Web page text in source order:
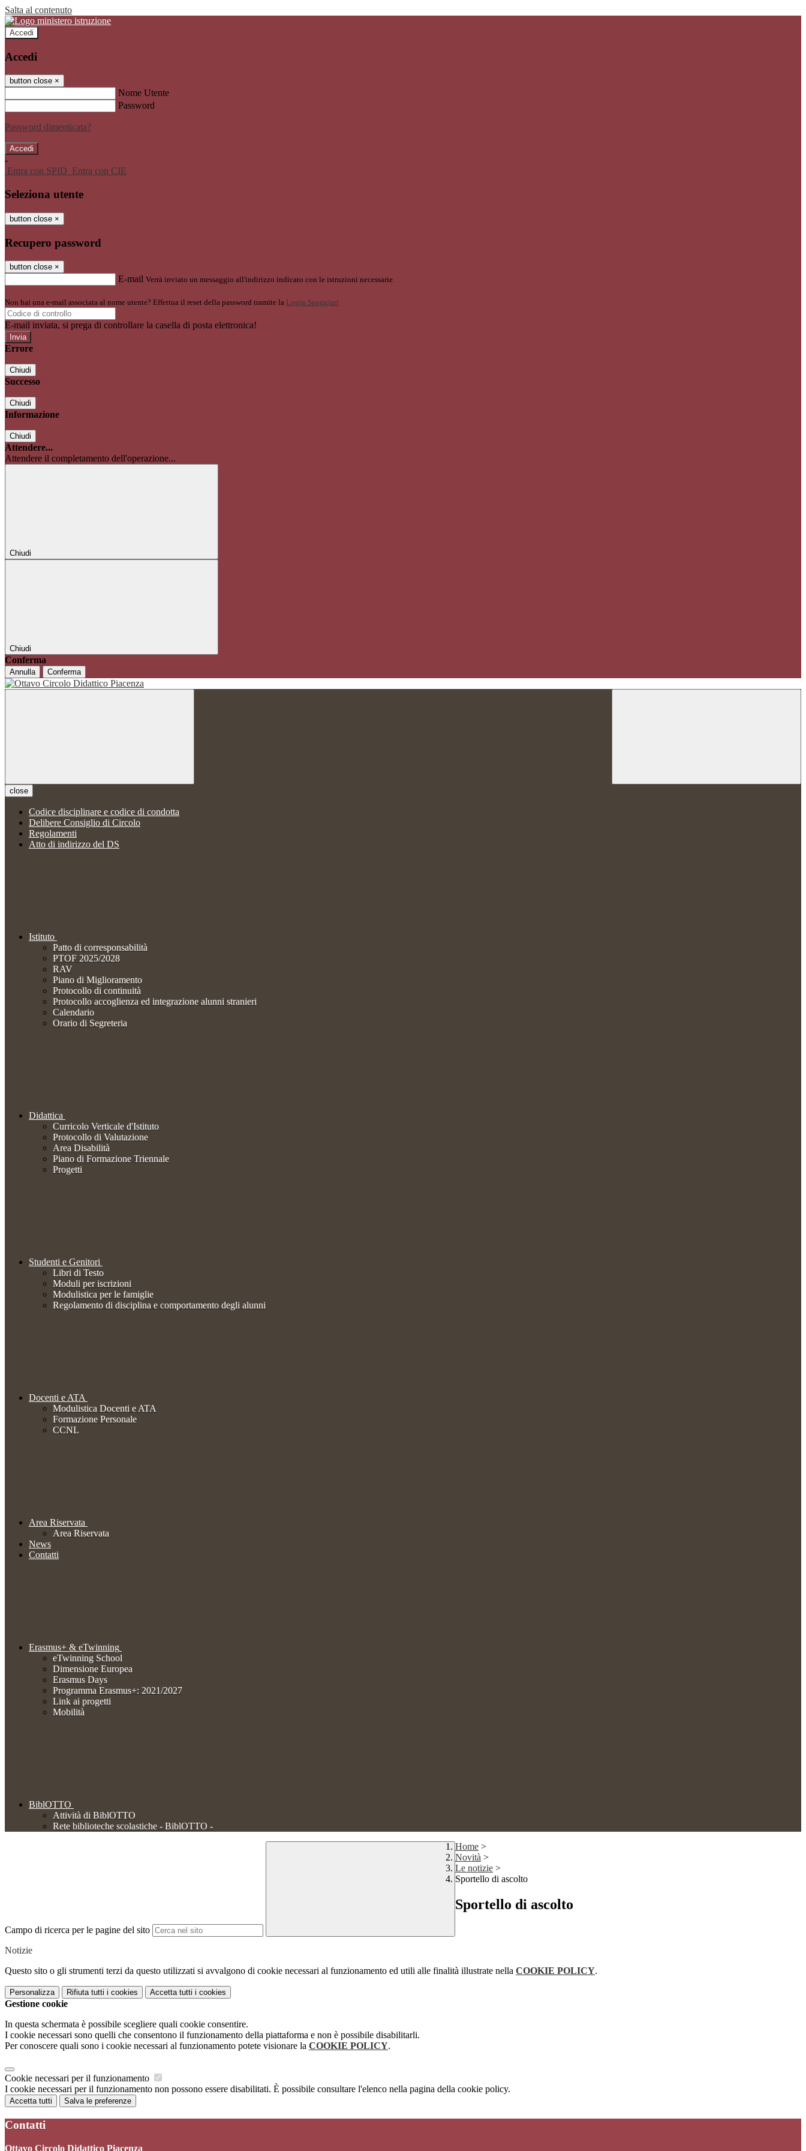
Salta al contenuto
Accedi
Accedi
button close ×
Nome Utente
Password
Password dimenticata?
-
Entra con SPID Entra con CIE
Seleziona utente
button close ×
Recupero password
button close ×
E-mail Verrà inviato un messaggio all'indirizzo indicato con le istruzioni necessarie.
Non hai una e-mail associata al nome utente? Effettua il reset della password tramite la Login Spaggiari
E-mail inviata, si prega di controllare la casella di posta elettronica!
Errore
Chiudi
Successo
Chiudi
Informazione
Chiudi
Attendere...
Attendere il completamento dell'operazione...
Chiudi
Chiudi
Conferma
Annulla Conferma
close
Codice disciplinare e codice di condotta
Delibere Consiglio di Circolo
Regolamenti
Atto di indirizzo del DS
Istituto
Patto di corresponsabilità
PTOF 2025/2028
RAV
Piano di Miglioramento
Protocollo di continuità
Protocollo accoglienza ed integrazione alunni stranieri
Calendario
Orario di Segreteria
Didattica
Curricolo Verticale d'Istituto
Protocollo di Valutazione
Area Disabilità
Piano di Formazione Triennale
Progetti
Studenti e Genitori
Libri di Testo
Moduli per iscrizioni
Modulistica per le famiglie
Regolamento di disciplina e comportamento degli alunni
Docenti e ATA
Modulistica Docenti e ATA
Formazione Personale
CCNL
Area Riservata
Area Riservata
News
Contatti
Erasmus+ & eTwinning
eTwinning School
Dimensione Europea
Erasmus Days
Programma Erasmus+: 2021/2027
Link ai progetti
Mobilità
BiblOTTO
Attività di BiblOTTO
Rete biblioteche scolastiche - BiblOTTO -
Campo di ricerca per le pagine del sito
Home >
Novità >
Le notizie >
Sportello di ascolto
Sportello di ascolto
Notizie
Questo sito o gli strumenti terzi da questo utilizzati si avvalgono di cookie necessari al funzionamento ed utili alle finalità illustrate nella COOKIE POLICY.
Personalizza Rifiuta tutti i cookies Accetta tutti i cookies
Gestione cookie
In questa schermata è possibile scegliere quali cookie consentire.
I cookie necessari sono quelli che consentono il funzionamento della piattaforma e non è possibile disabilitarli.
Per conoscere quali sono i cookie necessari al funzionamento potete visionare la COOKIE POLICY.
Cookie necessari per il funzionamento
I cookie necessari per il funzionamento non possono essere disabilitati. È possibile consultare l'elenco nella pagina della cookie policy.
Accetta tutti Salva le preferenze
Contatti
Ottavo Circolo Didattico Piacenza